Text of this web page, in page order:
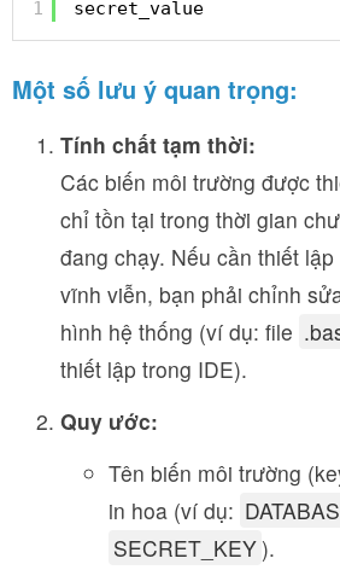
1 secret_value
Một số lưu ý quan trọng:
Tính chất tạm thời:
Các biến môi trường được
chỉ tồn tại trong thời gian
đang chạy. Nếu cần thiết
vĩnh viễn, bạn phải chỉnh
hình hệ thống (ví dụ: file
thiết lập trong IDE).
Quy ước:
Tên biến môi trường
in hoa (ví dụ:
SECRET_KEY ).